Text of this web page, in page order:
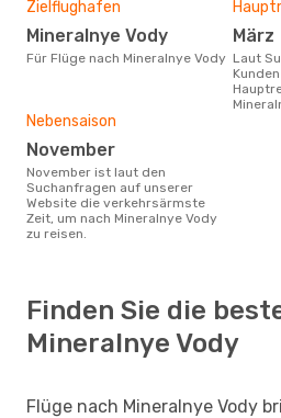
Zielflughafen
Mineralnye Vody
Für Flüge nach Mineralnye Vody
März
Laut Suchanfragen unserer
Nebensaison
November
November ist laut den
Suchanfragen auf unserer
Website die verkehrsärmste
Zeit, um nach Mineralnye Vody
zu reisen.
Finden Sie die
Mineralnye Vody
Flüge nach Mineralnye Vody